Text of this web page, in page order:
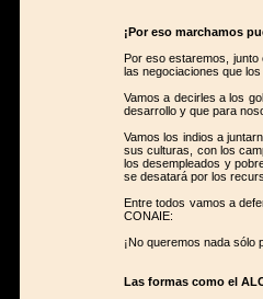
¡Por eso marchamos
Por eso estaremos,
las negociaciones que
Vamos a decirles a los
desarrollo y que para
Vamos los indios a
sus culturas, con los
los desempleados y
se desatará por los
Entre todos vamos a
CONAIE:
¡No queremos nada sólo
Las formas como el